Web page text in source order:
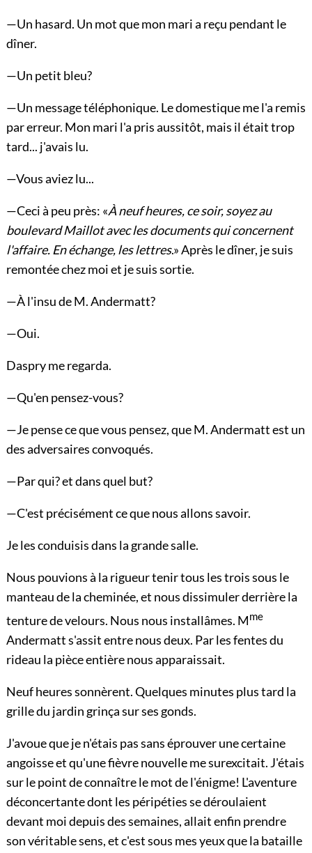
—Un hasard. Un mot que mon mari a reçu pendant le
dîner.
—Un petit bleu?
—Un message téléphonique. Le domestique me l'a remis
par erreur. Mon mari l'a pris aussitôt, mais il était trop
tard... j'avais lu.
—Vous aviez lu...
—Ceci à peu près: «À neuf heures, ce soir, soyez au
boulevard Maillot avec les documents qui concernent
l'affaire. En échange, les lettres.» Après le dîner, je suis
remontée chez moi et je suis sortie.
—À l'insu de M. Andermatt?
—Oui.
Daspry me regarda.
—Qu'en pensez-vous?
—Je pense ce que vous pensez, que M. Andermatt est un
des adversaires convoqués.
—Par qui? et dans quel but?
—C'est précisément ce que nous allons savoir.
Je les conduisis dans la grande salle.
Nous pouvions à la rigueur tenir tous les trois sous le
manteau de la cheminée, et nous dissimuler derrière la
tenture de velours. Nous nous installâmes. Mme
Andermatt s'assit entre nous deux. Par les fentes du
rideau la pièce entière nous apparaissait.
Neuf heures sonnèrent. Quelques minutes plus tard la
grille du jardin grinça sur ses gonds.
J'avoue que je n'étais pas sans éprouver une certaine
angoisse et qu'une fièvre nouvelle me surexcitait. J'étais
sur le point de connaître le mot de l'énigme! L'aventure
déconcertante dont les péripéties se déroulaient
devant moi depuis des semaines, allait enfin prendre
son véritable sens, et c'est sous mes yeux que la bataille